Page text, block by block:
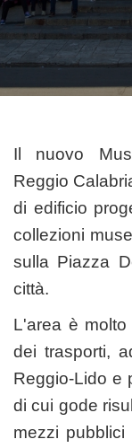
Il nuovo
Reggio
di edificio
collezioni
sulla Piazza
città.
L'area è
dei trasporti,
Reggio-Lido e
di cui gode
mezzi